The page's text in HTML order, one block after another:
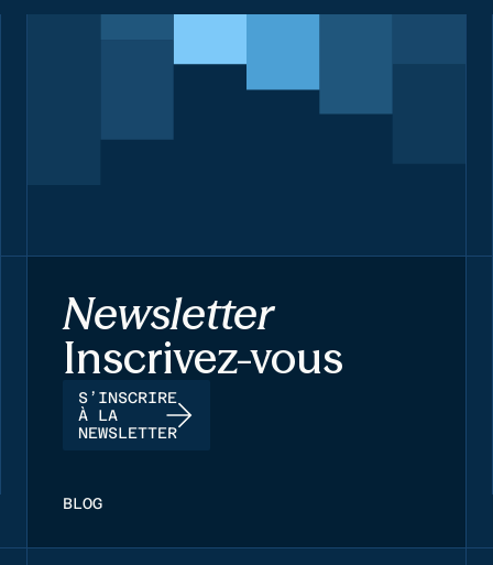
Newsletter
Inscrivez-vous
S’INSCRIRE
À LA
NEWSLETTER
BLOG